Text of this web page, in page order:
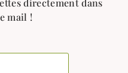
directement dans
mail !